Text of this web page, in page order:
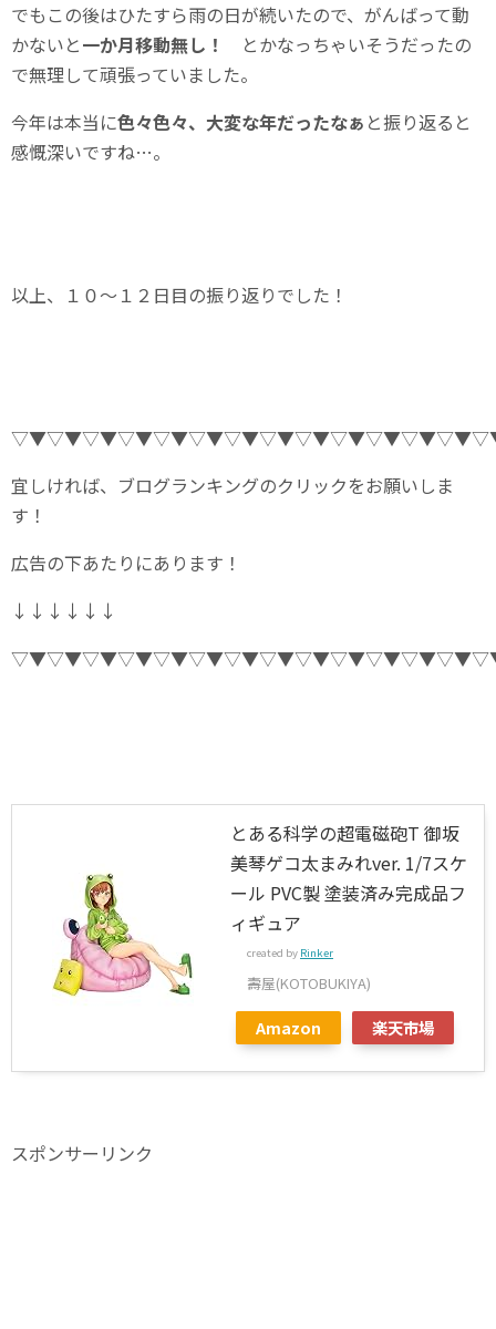
でもこの後はひたすら雨の日が続いたので、がんばって動
かないと一か月移動無し！
とかなっちゃいそうだったの
で無理して頑張っていました。
今年は本当に色々色々、大変な年だったなぁ と振り返ると
感慨深いですね…。
以上、１０～１２日目の振り返りでした！
宜しければ、ブログランキングのクリックをお願いしま
す！
広告の下あたりにあります！
↓↓↓↓↓↓
とある科学の超電磁砲T 御坂
美琴ゲコ太まみれver. 1/7スケ
ール PVC製 塗装済み完成品フ
ィギュア
created by Rinker
壽屋(KOTOBUKIYA)
Amazon 楽天市場
スポンサーリンク